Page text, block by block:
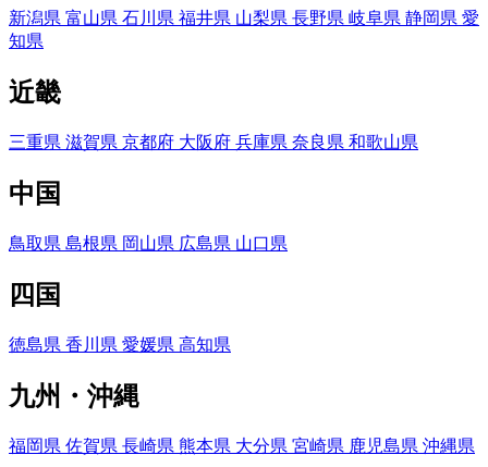
新潟県 富山県 石川県 福井県 山梨県 長野県 岐阜県 静岡県 愛
知県
近畿
三重県 滋賀県 京都府 大阪府 兵庫県 奈良県 和歌山県
中国
鳥取県 島根県 岡山県 広島県 山口県
四国
徳島県 香川県 愛媛県 高知県
九州・沖縄
福岡県 佐賀県 長崎県 熊本県 大分県 宮崎県 鹿児島県 沖縄県